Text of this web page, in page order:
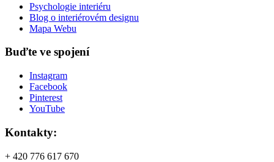
Psychologie interiéru
Blog o interiérovém designu
Mapa Webu
Buďte ve spojení
Instagram
Facebook
Pinterest
YouTube
Kontakty:
+ 420 776 617 670